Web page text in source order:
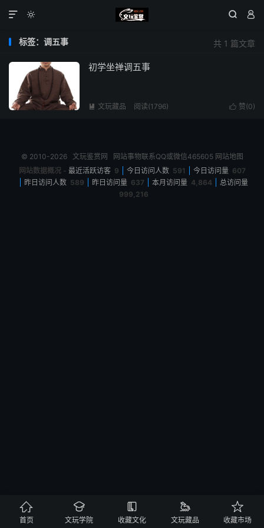
  

共 1 篇文章
标签：调五事
初学坐禅调五事
 赞(0)
 文玩藏品 阅读(1796)
© 2010-2026 文玩鉴赏网 网站事物联系QQ或微信465605 网站地图
网站数据概况 - 最近活跃访客 9 今日访问人数 591 今日访问量 607
昨日访问人数 589 昨日访问量 637 本月访问量 4,864
总访问量
999,216

首页

文玩学院

收藏文化

文玩藏品

收藏市场